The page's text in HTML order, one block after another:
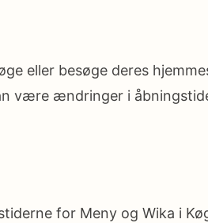
eller besøge deres
være ændringer i
for Meny og Wika i